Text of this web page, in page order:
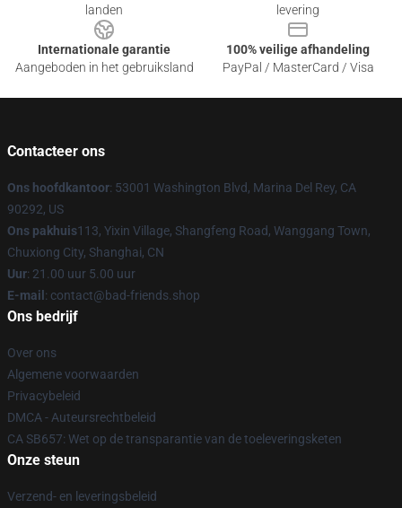
landen
levering
Internationale garantie
Aangeboden in het gebruiksland
100% veilige afhandeling
PayPal / MasterCard / Visa
Contacteer ons
Ons hoofdkantoor: 53001 Washington Blvd, Marina Del Rey, CA
90292, US
Ons pakhuis113, Yixin Village, Shangfeng Road, Wanggang Town,
Chuxiong City, Shanghai, CN
Uur: 21.00 uur 5.00 uur
E-mail : contact@bad-friends.shop
Ons bedrijf
Over ons
Algemene voorwaarden
Privacybeleid
DMCA - Auteursrechtbeleid
CA SB657: Wet op de transparantie van de toeleveringsketen
Onze steun
Verzend- en leveringsbeleid